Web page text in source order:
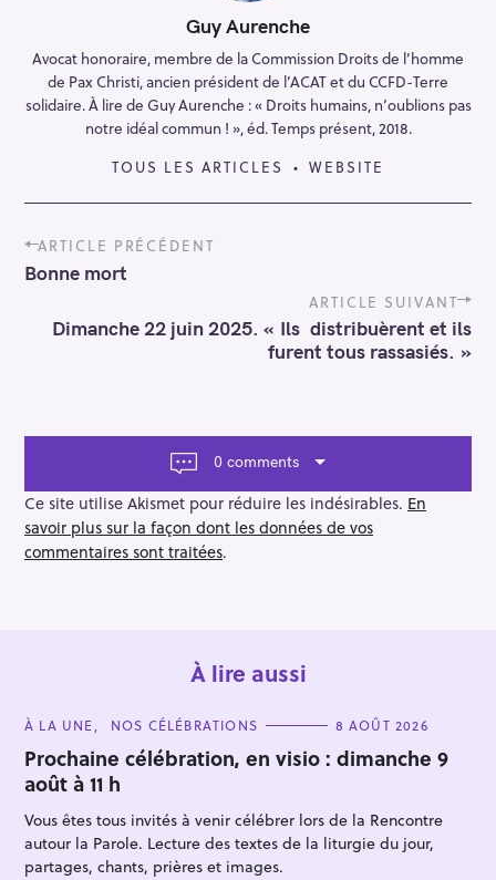
Guy Aurenche
Avocat honoraire, membre de la Commission Droits de l’homme
de Pax Christi, ancien président de l’ACAT et du CCFD-Terre
solidaire. À lire de Guy Aurenche : « Droits humains, n’oublions pas
notre idéal commun ! », éd. Temps présent, 2018.
TOUS LES ARTICLES
WEBSITE
P
o
s
a
o
n
ARTICLE PRÉCÉDENT
Bonne mort
ARTICLE SUIVANT
Dimanche 22 juin 2025. « Ils distribuèrent et ils
furent tous rassasiés. »
0 comments
Ce site utilise Akismet pour réduire les indésirables. En
savoir plus sur la façon dont les données de vos
commentaires sont traitées.
À lire aussi
C
T
E
G
O
R
I
E
S
À LA UNE NOS CÉLÉBRATIONS 8 AOÛT 2026
Prochaine célébration, en visio : dimanche 9
août à 11 h
Vous êtes tous invités à venir célébrer lors de la Rencontre
autour la Parole. Lecture des textes de la liturgie du jour,
partages, chants, prières et images.